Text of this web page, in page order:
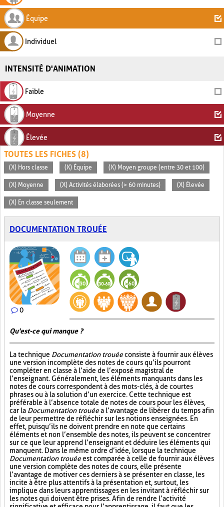
Équipe
Individuel
INTENSITÉ D'ANIMATION
Faible
Moyenne
Élevée
TOUTES LES FICHES (8)
(X) Hors classe (X) Équipe (X) Moyen groupe (entre 30 et 100)
(X) Moyenne (X) Activités élaborées (> 60 minutes) (X) Élevée
(X) En classe seulement
DOCUMENTATION TROUÉE
0
Qu'est-ce qui manque ?
La technique Documentation trouéeconsiste à fournir aux élèves
une version incomplète des notes de cours qu’ils pourront
compléter en classe à l’aide de l’exposé magistral de
l’enseignant. Généralement, les éléments manquants dans les
notes de cours correspondent à des mots-clés, à de courtes
phrases ou à la solution d’un exercice. Cette technique est
préférable à l’absence totale de notes de cours pour les élèves,
car la Documentation trouéea l’avantage de libérer du temps afin
de leur permettre de réfléchir sur les notions enseignées. En
effet, puisqu’ils ne doivent prendre en note que certains
éléments et non l’ensemble des notes, ils peuvent se concentrer
sur ce que leur apprend l’enseignant et déduire les éléments qui
manquent. Dans le même ordre d’idée, lorsque la technique
Documentation trouéeest comparée à celle de fournir aux élèves
une version complète des notes de cours, elle présente
l’avantage de motiver ces derniers à se présenter en classe, les
incite à être plus attentifs à la présentation et, surtout, les
implique dans leurs apprentissages en les invitant à réfléchir sur
les notes qui doivent être prises. Afin de rendre l’activité